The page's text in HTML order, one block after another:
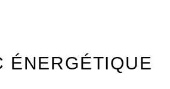
ÉNERGÉTIQUE